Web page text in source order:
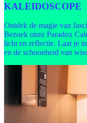
KALEIDOSCOPE
Ontdek de magie van
Bezoek onze Paradox
licht en reflectie. Laat je
en de schoonheid van